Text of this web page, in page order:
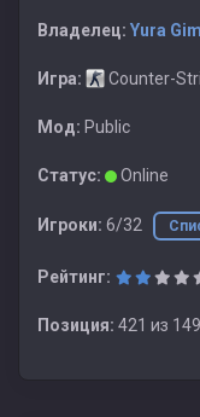
Владелец: Yura
Игра: Counter-
Мод: Public
Статус: Online
Игроки: 6/32
Рейтинг:
Позиция: 421 из